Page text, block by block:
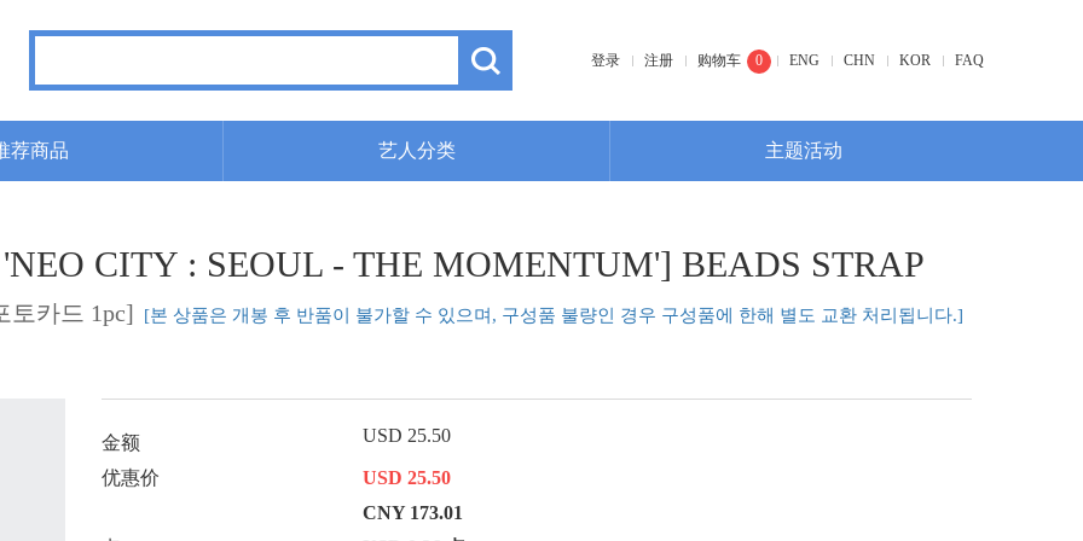
登录 注册 购物车 0 ENG CHN KOR FAQ
荐商品 艺人分类 主题活动
CITY : SEOUL - THE MOMENTUM'] BEADS STRAP
토카드 1pc] [본 상품은 개봉 후 반품이 불가할 수 있으며, 구성품 불량인 경우 구성품에 한해 별도 교환 처리됩니다.]
金额 USD 25.50
优惠价
USD 25.50
CNY 173.01